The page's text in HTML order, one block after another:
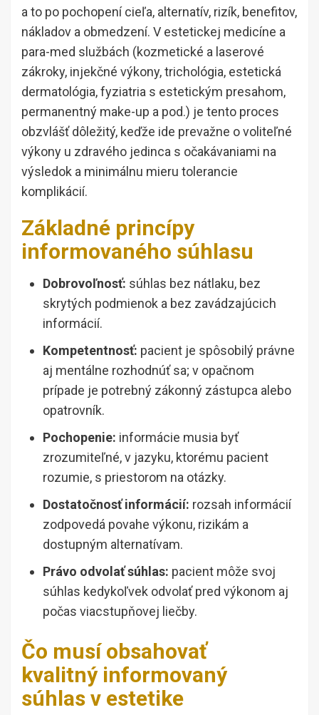
a to po pochopení cieľa, alternatív, rizík, benefitov,
nákladov a obmedzení. V estetickej medicíne a
para-med službách (kozmetické a laserové
zákroky, injekčné výkony, trichológia, estetická
dermatológia, fyziatria s estetickým presahom,
permanentný make-up a pod.) je tento proces
obzvlášť dôležitý, keďže ide prevažne o voliteľné
výkony u zdravého jedinca s očakávaniami na
výsledok a minimálnu mieru tolerancie
komplikácií.
Základné princípy
informovaného súhlasu
Dobrovoľnosť: súhlas bez nátlaku, bez
skrytých podmienok a bez zavádzajúcich
informácií.
Kompetentnosť: pacient je spôsobilý právne
aj mentálne rozhodnúť sa; v opačnom
prípade je potrebný zákonný zástupca alebo
opatrovník.
Pochopenie: informácie musia byť
zrozumiteľné, v jazyku, ktorému pacient
rozumie, s priestorom na otázky.
Dostatočnosť informácií: rozsah informácií
zodpovedá povahe výkonu, rizikám a
dostupným alternatívam.
Právo odvolať súhlas: pacient môže svoj
súhlas kedykoľvek odvolať pred výkonom aj
počas viacstupňovej liečby.
Čo musí obsahovať
kvalitný informovaný
súhlas v estetike